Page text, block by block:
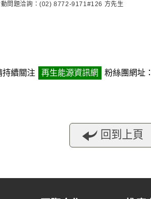
問題洽詢：(02) 8772-9171#126 方先生
持續關注 再生能源資訊網 粉絲團網址：
回到上頁